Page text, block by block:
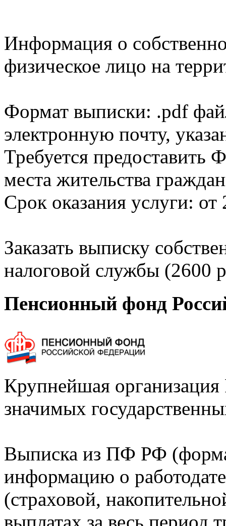
Информация о
физическое лицо на
Формат выписки: .pdf
электронную почту,
Требуется
места жительства
Срок оказания услуги: от
Заказать выписку
налоговой службы (2600
Пенсионный фонд
Крупнейшая
значимых
Выписка из ПФ РФ
информацию о
(страховой,
выплатах за весь период